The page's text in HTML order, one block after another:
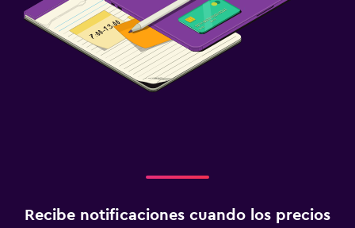
Recibe notificaciones cuando los precios